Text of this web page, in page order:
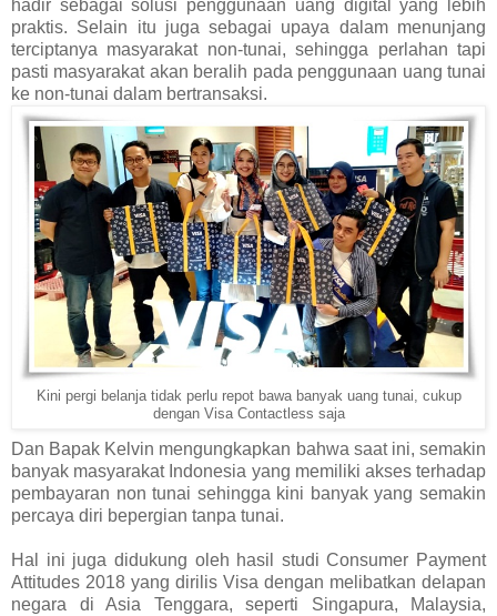
hadir sebagai solusi penggunaan uang digital yang lebih
praktis. Selain itu juga sebagai upaya dalam menunjang
terciptanya masyarakat non-tunai, sehingga perlahan tapi
pasti masyarakat akan beralih pada penggunaan uang tunai
ke non-tunai dalam bertransaksi.
Kini pergi belanja tidak perlu repot bawa banyak uang tunai, cukup
dengan Visa Contactless saja
Dan Bapak Kelvin mengungkapkan bahwa saat ini, semakin
banyak masyarakat Indonesia yang memiliki akses terhadap
pembayaran non tunai sehingga kini banyak yang semakin
percaya diri bepergian tanpa tunai.
Hal ini juga didukung oleh hasil studi Consumer Payment
Attitudes 2018 yang dirilis Visa dengan melibatkan delapan
negara di Asia Tenggara, seperti Singapura, Malaysia,